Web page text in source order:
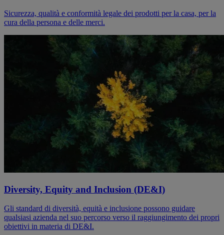
Sicurezza, qualità e conformità legale dei prodotti per la casa, per la
cura della persona e delle merci.
Diversity, Equity and Inclusion (DE&I)
Gli standard di diversità, equità e inclusione possono guidare
qualsiasi azienda nel suo percorso verso il raggiungimento dei propri
obiettivi in materia di DE&I.